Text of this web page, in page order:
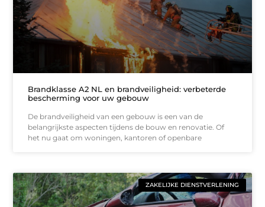
Brandklasse A2 NL en brandveiligheid: verbeterde
bescherming voor uw gebouw
De brandveiligheid van een gebouw is een van de
belangrijkste aspecten tijdens de bouw en renovatie. Of
het nu gaat om woningen, kantoren of openbare
ZAKELIJKE DIENSTVERLENING